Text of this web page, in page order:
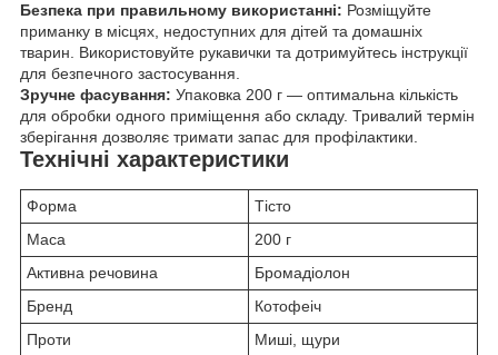
Безпека при правильному використанні: Розміщуйте
приманку в місцях, недоступних для дітей та домашніх
тварин. Використовуйте рукавички та дотримуйтесь інструкції
для безпечного застосування.
Зручне фасування: Упаковка 200 г — оптимальна кількість
для обробки одного приміщення або складу. Тривалий термін
зберігання дозволяє тримати запас для профілактики.
Технічні характеристики
Форма
Тісто
Маса
200 г
Активна речовина
Бромадіолон
Бренд
Котофеіч
Проти
Миші, щури